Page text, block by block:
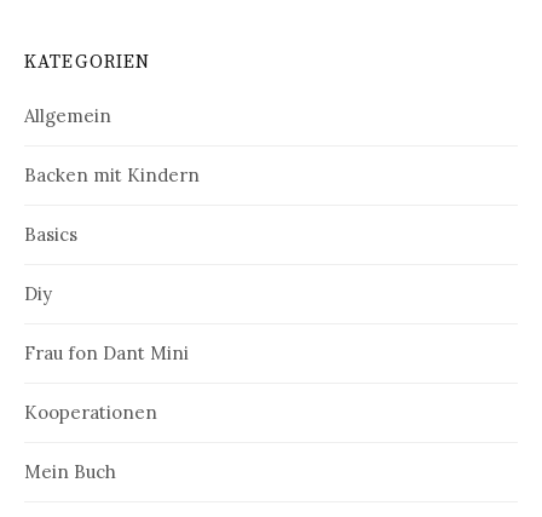
KATEGORIEN
Allgemein
Backen mit Kindern
Basics
Diy
Frau fon Dant Mini
Kooperationen
Mein Buch